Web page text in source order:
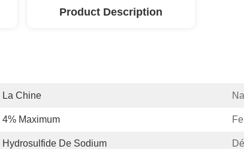
Product Description
La Chine
4% Maximum
Hydrosulfide De Sodium